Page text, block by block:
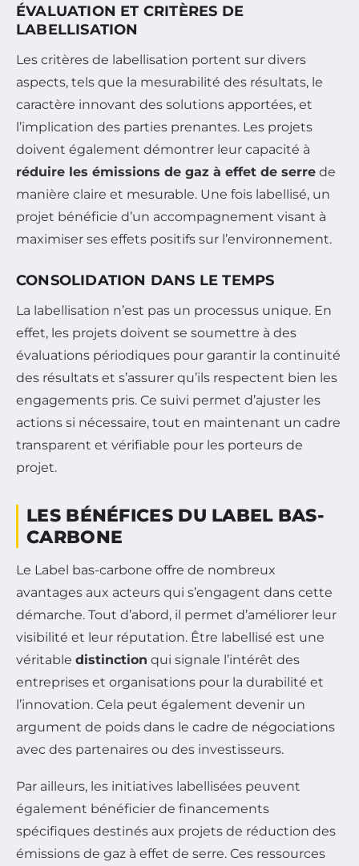
ÉVALUATION ET CRITÈRES DE
LABELLISATION
Les critères de labellisation portent sur divers
aspects, tels que la mesurabilité des résultats, le
caractère innovant des solutions apportées, et
l’implication des parties prenantes. Les projets
doivent également démontrer leur capacité à
réduire les émissions de gaz à effet de serre de
manière claire et mesurable. Une fois labellisé, un
projet bénéficie d’un accompagnement visant à
maximiser ses effets positifs sur l’environnement.
CONSOLIDATION DANS LE TEMPS
La labellisation n’est pas un processus unique. En
effet, les projets doivent se soumettre à des
évaluations périodiques pour garantir la continuité
des résultats et s’assurer qu’ils respectent bien les
engagements pris. Ce suivi permet d’ajuster les
actions si nécessaire, tout en maintenant un cadre
transparent et vérifiable pour les porteurs de
projet.
LES BÉNÉFICES DU LABEL BAS-
CARBONE
Le Label bas-carbone offre de nombreux
avantages aux acteurs qui s’engagent dans cette
démarche. Tout d’abord, il permet d’améliorer leur
visibilité et leur réputation. Être labellisé est une
véritable distinction qui signale l’intérêt des
entreprises et organisations pour la durabilité et
l’innovation. Cela peut également devenir un
argument de poids dans le cadre de négociations
avec des partenaires ou des investisseurs.
Par ailleurs, les initiatives labellisées peuvent
également bénéficier de financements
spécifiques destinés aux projets de réduction des
émissions de gaz à effet de serre. Ces ressources